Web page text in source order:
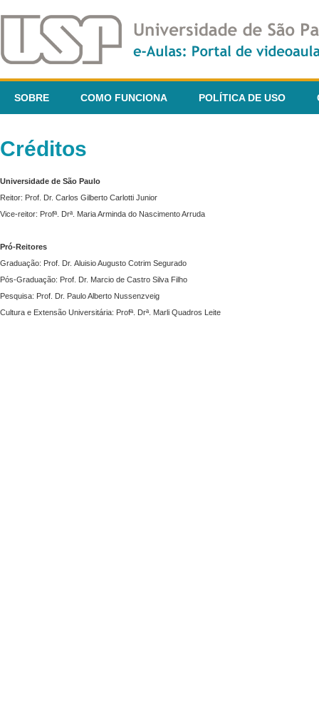
SOBRE COMO FUNCIONA POLÍTICA DE USO
Créditos
Universidade de São Paulo
Reitor: Prof. Dr. Carlos Gilberto Carlotti Junior
Vice-reitor: Profª. Drª. Maria Arminda do Nascimento Arruda
Pró-Reitores
Graduação: Prof. Dr. Aluisio Augusto Cotrim Segurado
Pós-Graduação: Prof. Dr. Marcio de Castro Silva Filho
Pesquisa: Prof. Dr. Paulo Alberto Nussenzveig
Cultura e Extensão Universitária: Profª. Drª. Marli Quadros Leite